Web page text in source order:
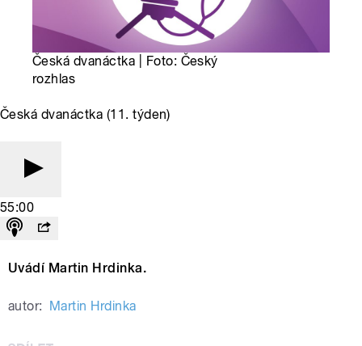
Česká dvanáctka | Foto: Český
rozhlas
Česká dvanáctka (11. týden)
55:00
Uvádí Martin Hrdinka.
autor: Martin Hrdinka